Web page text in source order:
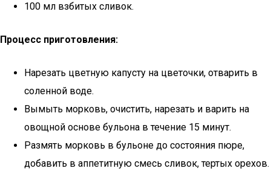
100 мл взбитых сливок.
Процесс приготовления:
Нарезать цветную капусту на цветочки, отварить в
соленной воде.
Вымыть морковь, очистить, нарезать и варить на
овощной основе бульона в течение 15 минут.
Размять морковь в бульоне до состояния пюре,
добавить в аппетитную смесь сливок, тертых орехов.